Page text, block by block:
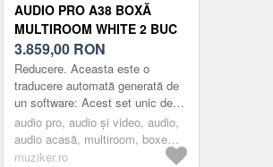
AUDIO PRO A38 BOXĂ
MULTIROOM WHITE 2 BUC
3.859,00 RON
Reducere. Aceasta este o
traducere automată generată de
un software: Acest set unic de
difuzoare stereo active vă va
oferi o experiență uimitoare de
muzică ș...
audio pro, audio și video, audio,
audio acasă, multiroom, boxe
multiroom, white
muziker.ro